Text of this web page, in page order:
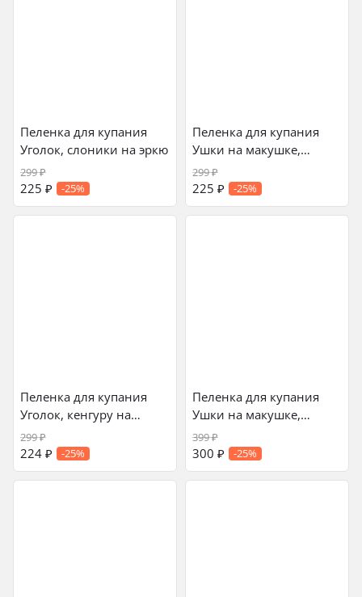
Пеленка для купания
Уголок, слоники на эркю
299₽
225 ₽ -25%
Пеленка для купания
Ушки на макушке,
кенгуру на розовом
299₽
225 ₽ -25%
Пеленка для купания
Уголок, кенгуру на
розовом
299₽
224 ₽ -25%
Пеленка для купания
Ушки на макушке,
слоники на зеленом
399₽
300 ₽ -25%